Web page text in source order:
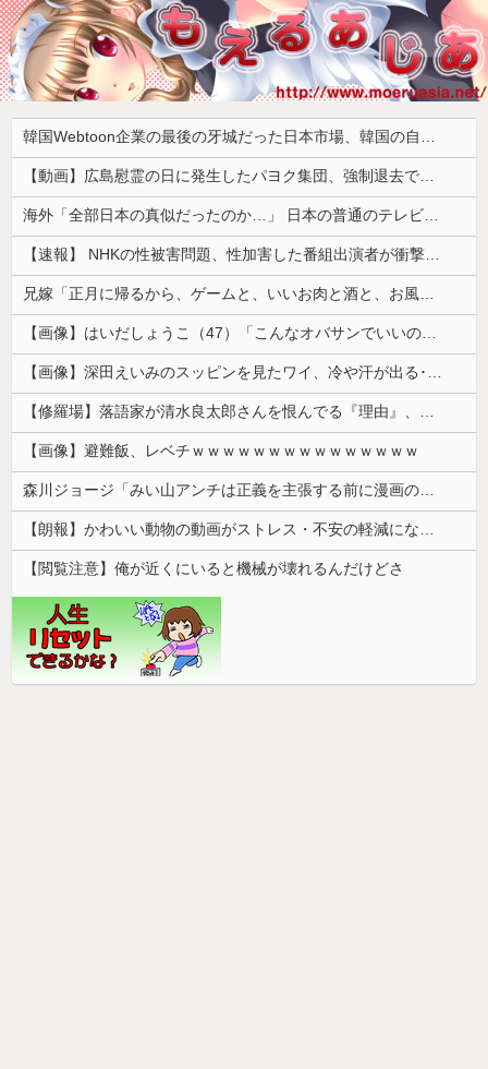
韓国Webtoon企業の最後の牙城だった日本市場、韓国の自慢の種だった某アプリが遂に……
【動画】広島慰霊の日に発生したパヨク集団、強制退去で機動隊により無事排除される
海外「全部日本の真似だったのか…」 日本の普通のテレビ番組が最新SNSの数十年先を行っていたと話題に
【速報】 NHKの性被害問題、性加害した番組出演者が衝撃告白！
兄嫁「正月に帰るから、ゲームと、いいお肉と酒と、お風呂グッズの準備しとけよ」寝起きの私「知るかボケ」兄嫁「キィィィィー！！！！」私「あ…」
【画像】はいだしょうこ（47）「こんなオバサンでいいの…？」
【画像】深田えいみのスッピンを見たワイ、冷や汗が出る････････！
【修羅場】落語家が清水良太郎さんを恨んでる『理由』、ガチでヤバイ・・・・・
【画像】避難飯、レベチｗｗｗｗｗｗｗｗｗｗｗｗｗｗｗ
森川ジョージ「みい山アンチは正義を主張する前に漫画の無断転載をやめろよ」←これwwww
【朗報】かわいい動物の動画がストレス・不安の軽減になる可能性。英大学の研究で実証
【閲覧注意】俺が近くにいると機械が壊れるんだけどさ